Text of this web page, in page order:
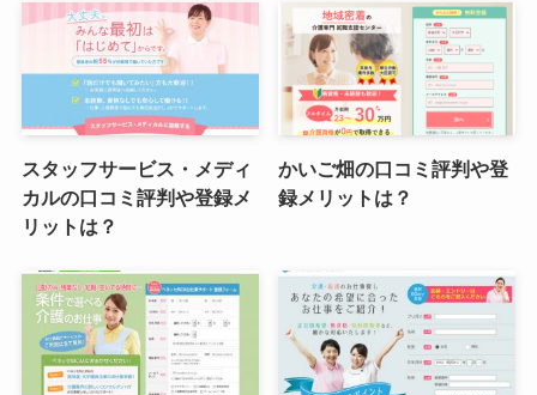
スタッフサービス・メディ
カルの口コミ評判や登録メ
リットは？
かいご畑の口コミ評判や登
録メリットは？